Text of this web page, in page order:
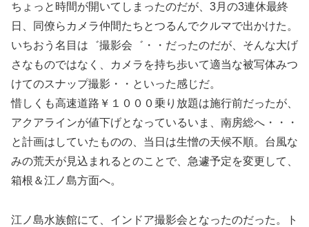
ちょっと時間が開いてしまったのだが、3月の3連休最終
日、同僚らカメラ仲間たちとつるんでクルマで出かけた。
いちおう名目は゛撮影会゛・・だったのだが、そんな大げ
さなものではなく、カメラを持ち歩いて適当な被写体みつ
けてのスナップ撮影・・といった感じだ。
惜しくも高速道路￥１０００乗り放題は施行前だったが、
アクアラインが値下げとなっているいま、南房総へ・・・
と計画はしていたものの、当日は生憎の天候不順。台風な
みの荒天が見込まれるとのことで、急遽予定を変更して、
箱根＆江ノ島方面へ。
江ノ島水族館にて、インドア撮影会となったのだった。ト